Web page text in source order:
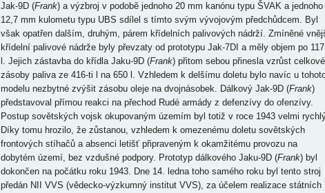
Jak-9D (Frank) a výzbroj v podobě jednoho 20 mm kanónu typu ŠVAK a jednoho
12,7 mm kulometu typu UBS sdílel s tímto svým vývojovým předchůdcem. Byl
však opatřen dalším, druhým, párem křídelních palivových nádrží. Zmíněné
křídelní palivové nádrže byly převzaty od prototypu Jak-7DI a měly objem po
l. Jejich zástavba do křídla Jaku-9D (Frank) přitom sebou přinesla vzrůst celkové
zásoby paliva ze 416-ti l na 650 l. Vzhledem k delšímu doletu bylo navíc u
modelu nezbytné zvýšit zásobu oleje na dvojnásobek. Dálkový Jak-9D (Frank)
představoval přímou reakci na přechod Rudé armády z defenzívy do ofenzívy.
Postup sovětských vojsk okupovaným územím byl totiž v roce 1943 velmi
Díky tomu hrozilo, že zůstanou, vzhledem k omezenému doletu sovětských
frontových stíhačů a absenci letišť připraveným k okamžitému provozu na
dobytém území, bez vzdušné podpory. Prototyp dálkového Jaku-9D (Frank) byl
dokončen na počátku roku 1943. Dne 14. ledna toho samého roku byl tento stroj
předán NII VVS (vědecko-výzkumný institut VVS), za účelem realizace státních